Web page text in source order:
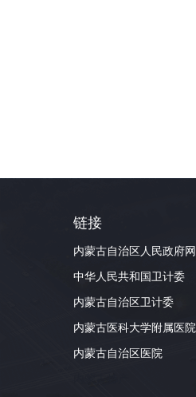
链接
内蒙古自治区人民政府网
中华人民共和国卫计委
内蒙古自治区卫计委
内蒙古医科大学附属医院
内蒙古自治区医院